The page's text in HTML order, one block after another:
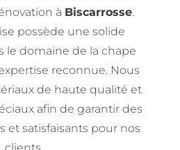
à Biscarrosse.
possède une solide
le domaine de la chape
reconnue. Nous
de haute qualité et
afin de garantir des
et satisfaisants pour nos